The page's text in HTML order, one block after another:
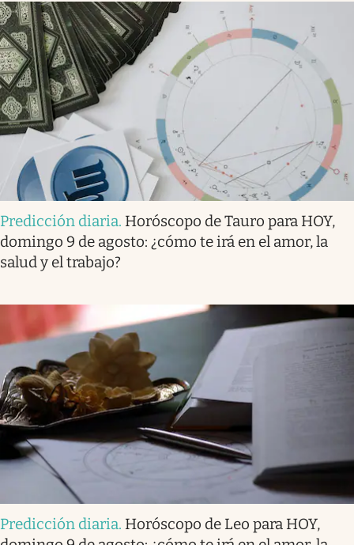
Predicción diaria. Horóscopo de Tauro para HOY,
domingo 9 de agosto: ¿cómo te irá en el amor, la
salud y el trabajo?
Predicción diaria. Horóscopo de Leo para HOY,